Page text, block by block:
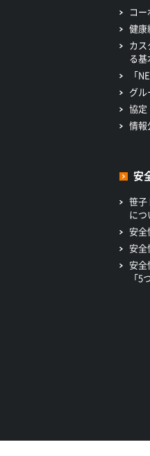
コ
健康
カ
る
「
グ
協定
情報
安
笹子
につ
安全
安全
安全
「5